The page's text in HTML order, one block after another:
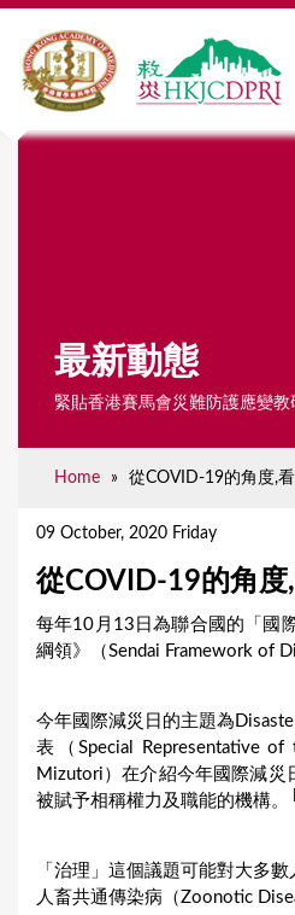
最新動態
緊貼香港賽馬會災難防護應變教
Home » 從COVID-19的角度,
09 October, 2020 Friday
從COVID-19的角
每年10月13日為聯合國的「國
綱領》（Sendai Framework of
今年國際減災日的主題為
表（Special Representative
Mizutori）在介紹今年國際減災
被賦予相稱權力及職能的機構。
「治理」這個議題可能對大多
人畜共通傳染病（Zoonotic